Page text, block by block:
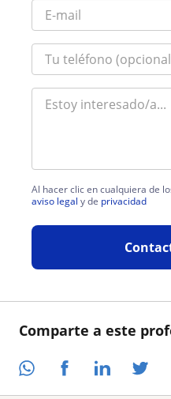
Comparte a este
Al hacer clic en cualquiera de
aviso legal y de privacidad